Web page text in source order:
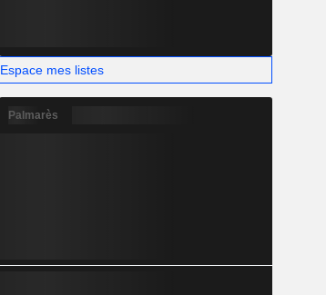
Espace mes listes
Palmarès